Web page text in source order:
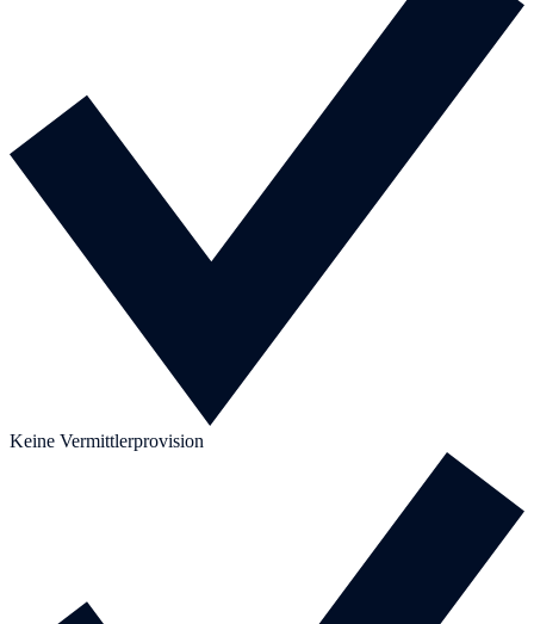
Keine Vermittlerprovision